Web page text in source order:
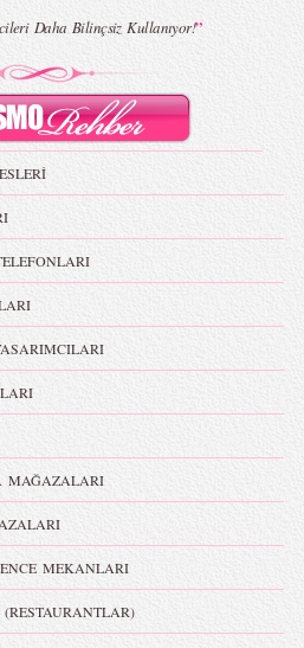
Daha Bilinçsiz Kullanıyor!”
MAĞAZALARI
MEKANLARI